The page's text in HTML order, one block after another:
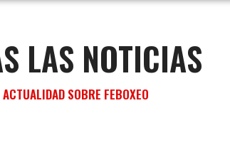
LAS NOTICIAS
SOBRE FEBOXEO